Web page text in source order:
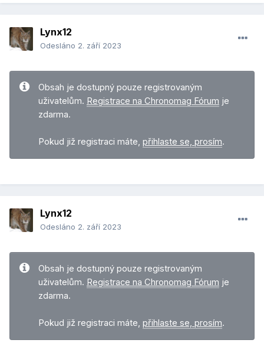
Lynx12
Odesláno 2. září 2023
Obsah je dostupný pouze registrovaným
uživatelům. Registrace na Chronomag Fórum je
zdarma.
Pokud již registraci máte, přihlaste se, prosím.
Lynx12
Odesláno 2. září 2023
Obsah je dostupný pouze registrovaným
uživatelům. Registrace na Chronomag Fórum je
zdarma.
Pokud již registraci máte, přihlaste se, prosím.